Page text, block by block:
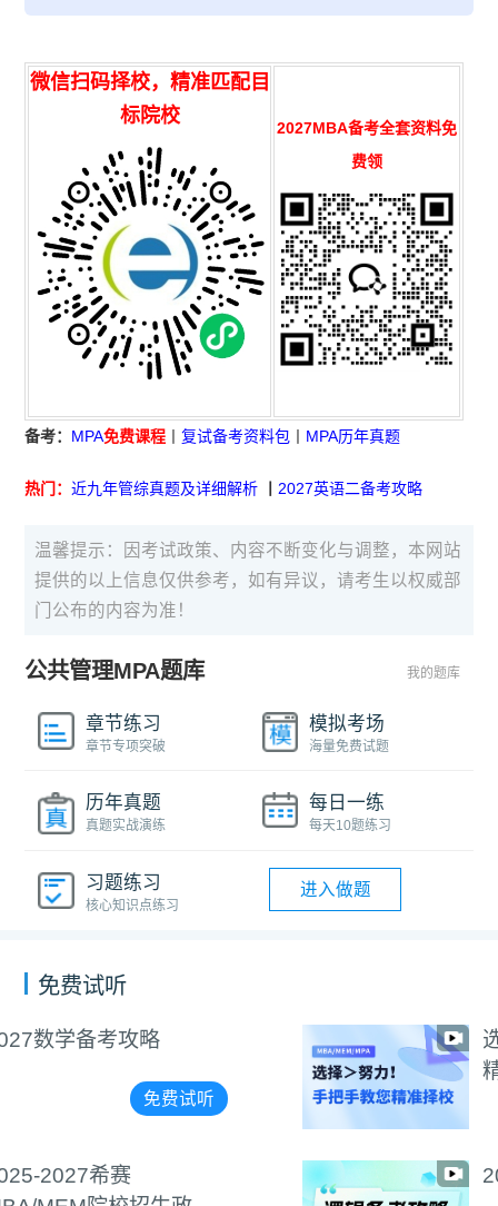
微信扫码择校，精准匹配目
标院校
2027MBA备考全套资料免
费领
备考： MPA免费课程 丨复试备考资料包 MPA历年真题
热门：近九年管综真题及详细解析 2027英语二备考攻略
温馨提示：因考试政策、内容不断变化与调整，本网站
提供的以上信息仅供参考，如有异议，请考生以权威部
门公布的内容为准！
公共管理MPA题库 我的题库
章节练习
章节专项突破
模拟考场
海量免费试题
历年真题
真题实战演练
每日一练
每天10题练习
习题练习
核心知识点练习
进入做题
免费试听
选择＞努力！手把手教您
免费试听